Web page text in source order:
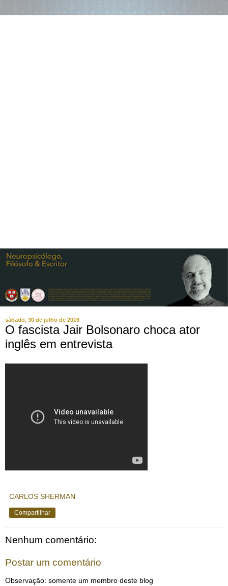
sábado, 30 de julho de 2016
O fascista Jair Bolsonaro choca ator
inglês em entrevista
CARLOS SHERMAN
Compartilhar
Nenhum comentário:
Postar um comentário
Observação: somente um membro deste blog